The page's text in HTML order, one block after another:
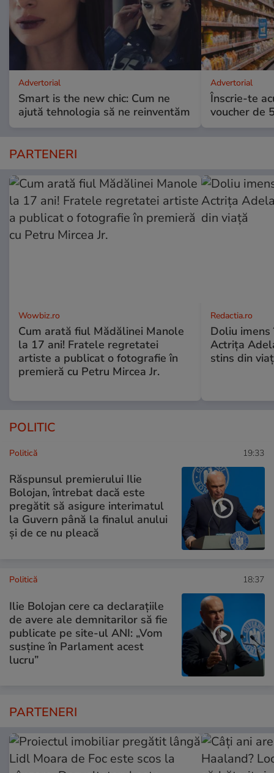
Advertorial
Smart is the new chic: Cum ne
ajută tehnologia să ne reinventăm
Advertorial
Înscrie-te
voucher de
PARTENERI
Wowbiz.ro
Cum arată fiul Mădălinei Manole
la 17 ani! Fratele regretatei
artiste a publicat o fotografie în
premieră cu Petru Mircea Jr.
Redactia.ro
Doliu
Actrița
stins din
POLITIC
Politică 19:33
Răspunsul premierului Ilie
Bolojan, întrebat dacă este
pregătit să asigure interimatul
la Guvern până la finalul anului
și de ce nu pleacă
Politică 18:37
Ilie Bolojan cere ca declarațiile
de avere ale demnitarilor să fie
publicate pe site-ul ANI: „Vom
susține în Parlament acest
lucru”
PARTENERI